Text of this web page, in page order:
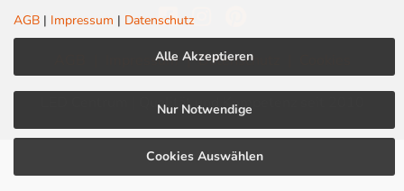
AGB | Impressum | Datenschutz
Alle Akzeptieren
Nur Notwendige
Cookies Auswählen
Impressum | Datenschutz
LED Centrum | Qualität und Kompetenz seit 2010